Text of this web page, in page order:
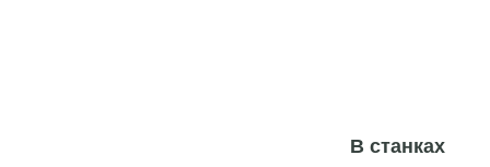
В станках